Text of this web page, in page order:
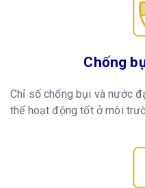
Chống
Chỉ số chống bụi và nước
thể hoạt động tốt ở môi